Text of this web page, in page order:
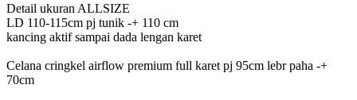
Detail ukuran ALLSIZE
LD 110-115cm pj tunik -+ 110 cm
kancing aktif sampai dada lengan karet
Celana cringkel airflow premium full karet pj 95cm lebr paha -+
70cm